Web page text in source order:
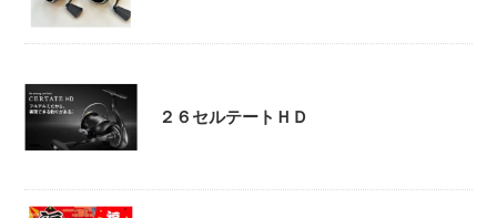
２６セルテートＨＤ